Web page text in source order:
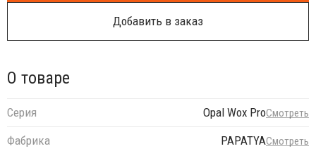
Добавить в заказ
О товаре
Серия Opal Wox ProСмотреть
Фабрика PAPATYAСмотреть